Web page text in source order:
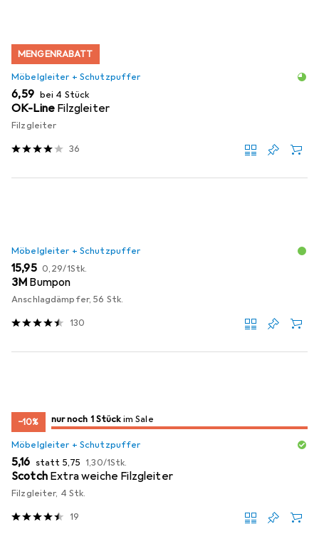
MENGENRABATT
Möbelgleiter + Schutzpuffer
EUR
6,59 bei 4 Stück
OK-Line Filzgleiter
Filzgleiter
36
Möbelgleiter + Schutzpuffer
EUR
15,95 EUR
0,29/1Stk.
3M Bumpon
Anschlagdämpfer, 56 Stk.
130
−10% noch 1 Stückim Sale
nur noch 1 Stück im Sale
Möbelgleiter + Schutzpuffer
EUR
5,16 statt EUR
5,75 EUR
1,30/1Stk.
Scotch Extra weiche Filzgleiter
Filzgleiter, 4 Stk.
19